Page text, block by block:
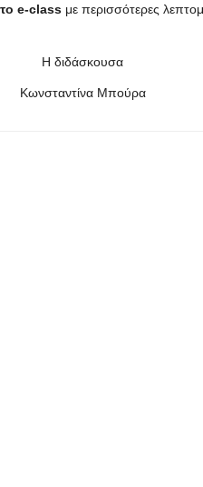
e-class με περισσότερες
Η διδάσκουσα
Κωνσταντίνα Μπούρα